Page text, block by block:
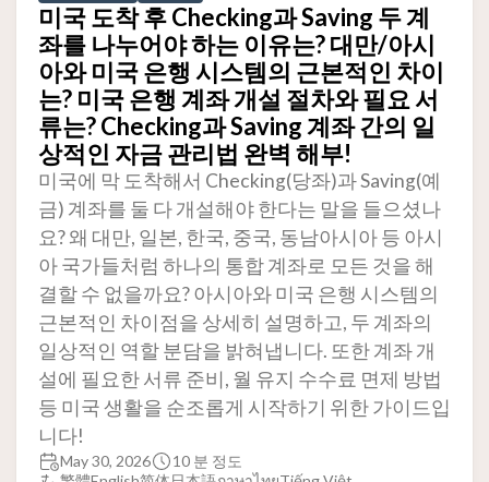
미국 도착 후 Checking과 Saving 두 계
좌를 나누어야 하는 이유는? 대만/아시
아와 미국 은행 시스템의 근본적인 차이
는? 미국 은행 계좌 개설 절차와 필요 서
류는? Checking과 Saving 계좌 간의 일
상적인 자금 관리법 완벽 해부!
미국에 막 도착해서 Checking(당좌)과 Saving(예
금) 계좌를 둘 다 개설해야 한다는 말을 들으셨나
요? 왜 대만, 일본, 한국, 중국, 동남아시아 등 아시
아 국가들처럼 하나의 통합 계좌로 모든 것을 해
결할 수 없을까요? 아시아와 미국 은행 시스템의
근본적인 차이점을 상세히 설명하고, 두 계좌의
일상적인 역할 분담을 밝혀냅니다. 또한 계좌 개
설에 필요한 서류 준비, 월 유지 수수료 면제 방법
등 미국 생활을 순조롭게 시작하기 위한 가이드입
니다!
May 30, 2026
10 분 정도